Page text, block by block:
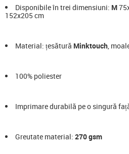
Disponibile în trei dimensiuni: M
152x205 cm
Material: țesătură Minktouch,
100% poliester
Imprimare durabilă pe o singură
Greutate material: 270 gsm